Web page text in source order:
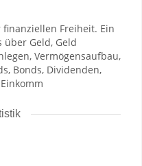
Freiheit. Ein
Geld, Geld
Vermögensaufbau,
Bonds, Dividenden,